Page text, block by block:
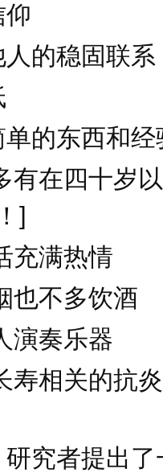
的稳固联系
的东西和经
在四十岁
]
充满热情
不多饮酒
演奏乐器
相关的抗
究者提出了